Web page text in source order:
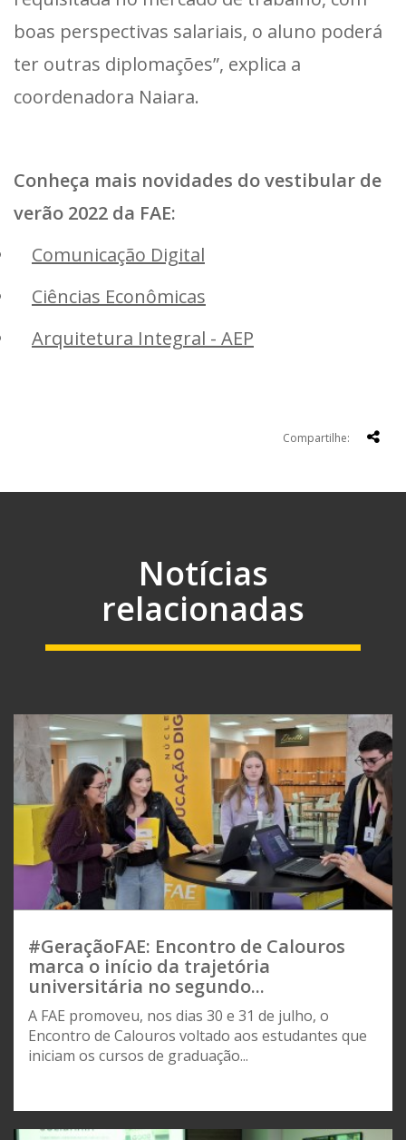
boas perspectivas salariais, o aluno poderá
ter outras diplomações”, explica a
coordenadora Naiara.
Conheça mais novidades do vestibular de
verão 2022 da FAE:
Comunicação Digital
Ciências Econômicas
Arquitetura Integral - AEP
Compartilhe:
Notícias
relacionadas
#GeraçãoFAE: Encontro de Calouros
marca o início da trajetória
universitária no segundo...
A FAE promoveu, nos dias 30 e 31 de julho, o
Encontro de Calouros voltado aos estudantes que
iniciam os cursos de graduação...